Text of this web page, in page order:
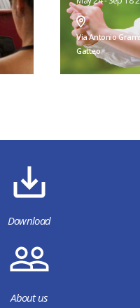
Via Antonio
Gatteo
Download
About us